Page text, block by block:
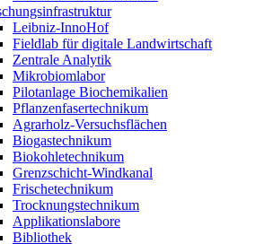
Leibniz-InnoHof
Fieldlab für digitale Landwirtschaft
Zentrale Analytik
Mikrobiomlabor
Pilotanlage Biochemikalien
Pflanzenfasertechnikum
Agrarholz-Versuchsflächen
Biogastechnikum
Biokohletechnikum
Grenzschicht-Windkanal
Frischetechnikum
Trocknungstechnikum
Applikationslabore
Bibliothek